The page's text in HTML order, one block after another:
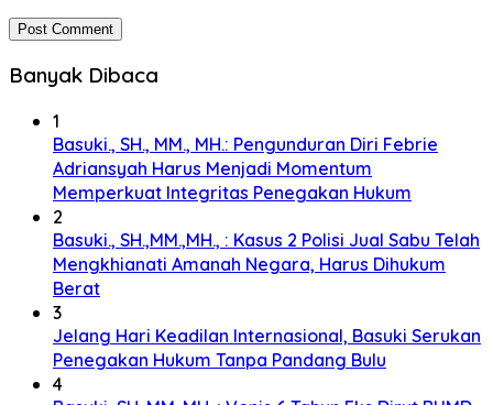
Banyak Dibaca
1
Basuki., SH., MM., MH.: Pengunduran Diri Febrie
Adriansyah Harus Menjadi Momentum
Memperkuat Integritas Penegakan Hukum
2
Basuki., SH.,MM.,MH., : Kasus 2 Polisi Jual Sabu Telah
Mengkhianati Amanah Negara, Harus Dihukum
Berat
3
Jelang Hari Keadilan Internasional, Basuki Serukan
Penegakan Hukum Tanpa Pandang Bulu
4